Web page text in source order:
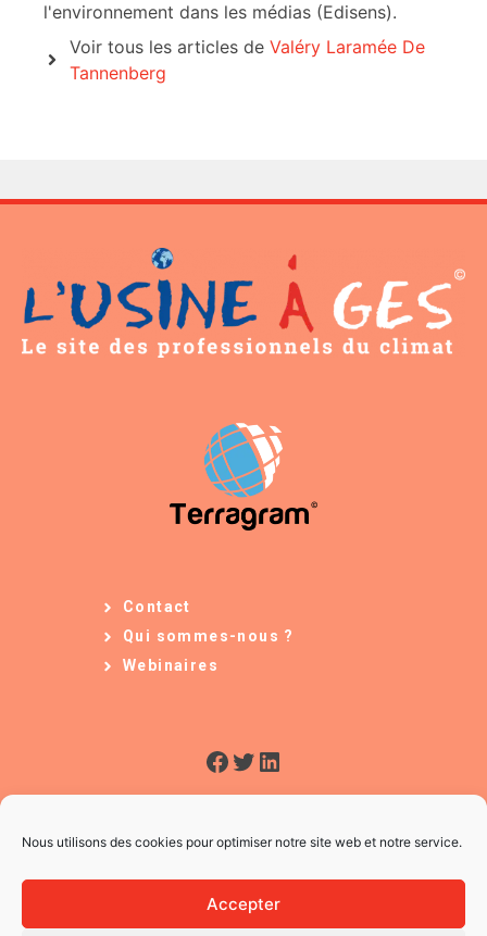
Nous utilisons des cookies pour optimiser notre site web et notre service.
Accepter
l'environnement dans les médias (Edisens).
Voir tous les articles de Valéry Laramée De
Tannenberg
Contact
Qui sommes-nous ?
Webinaires
Facebook
Twitter
LinkedIn